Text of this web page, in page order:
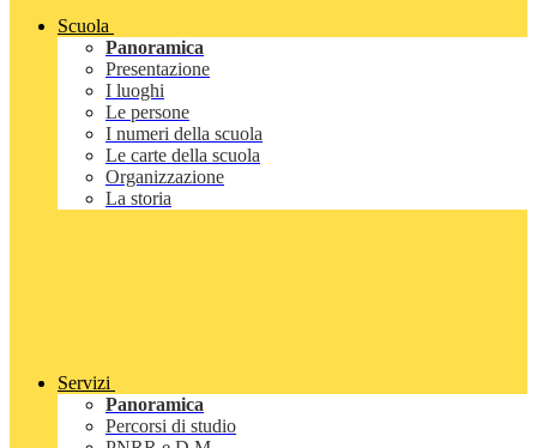
Scuola
Panoramica
Presentazione
I luoghi
Le persone
I numeri della scuola
Le carte della scuola
Organizzazione
La storia
Servizi
Panoramica
Percorsi di studio